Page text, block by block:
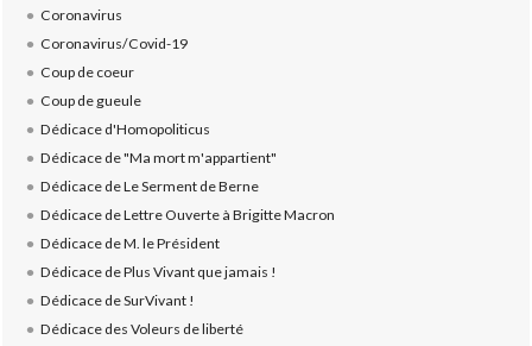
Coronavirus
Coronavirus/Covid-19
Coup de coeur
Coup de gueule
Dédicace d'Homopoliticus
Dédicace de "Ma mort m'appartient"
Dédicace de Le Serment de Berne
Dédicace de Lettre Ouverte à Brigitte Macron
Dédicace de M. le Président
Dédicace de Plus Vivant que jamais !
Dédicace de SurVivant !
Dédicace des Voleurs de liberté